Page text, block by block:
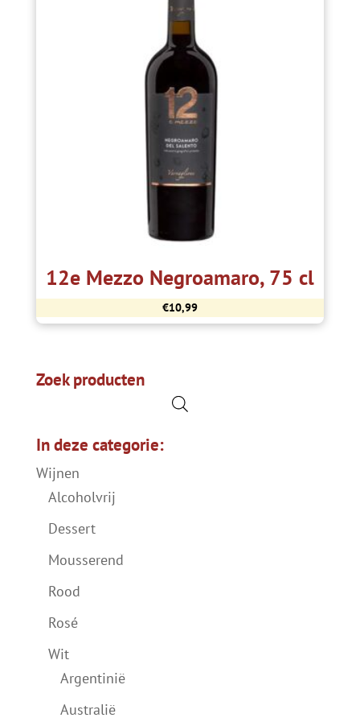
12e Mezzo Negroamaro, 75 cl
€10,99
Zoek producten
In deze categorie:
Wijnen
Alcoholvrij
Dessert
Mousserend
Rood
Rosé
Wit
Argentinië
Australië